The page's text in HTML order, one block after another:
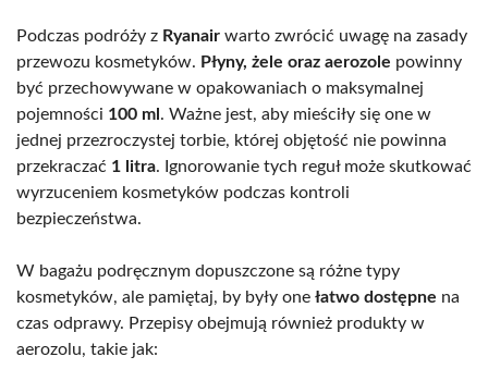
Podczas podróży z Ryanair warto zwrócić uwagę na zasady
przewozu kosmetyków. Płyny, żele oraz aerozole powinny
być przechowywane w opakowaniach o maksymalnej
pojemności 100 ml . Ważne jest, aby mieściły się one w
jednej przezroczystej torbie, której objętość nie powinna
przekraczać 1 litra. Ignorowanie tych reguł może skutkować
wyrzuceniem kosmetyków podczas kontroli
bezpieczeństwa.
W bagażu podręcznym dopuszczone są różne typy
kosmetyków, ale pamiętaj, by były one łatwo dostępne na
czas odprawy. Przepisy obejmują również produkty w
aerozolu, takie jak: